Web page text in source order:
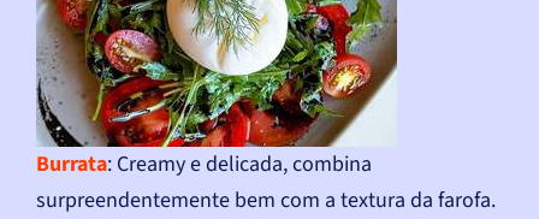
Burrata: Creamy e delicada, combina
surpreendentemente bem com a textura da farofa.